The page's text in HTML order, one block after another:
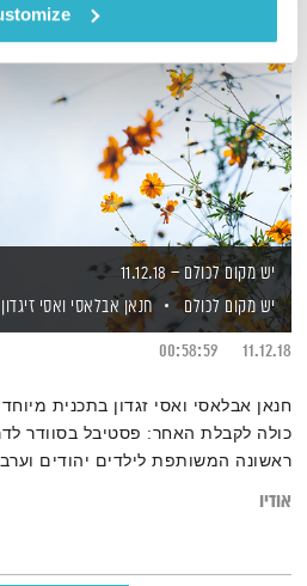
יש מקום לכולם – 11.12.18
יש מקום לכולם
חנאן אבלאסי ואסי זיגדון
11.12.18
00:58:59
חנאן אבלאסי ואסי זגדון בתכנית
כולה לקבלת האחר: פסטיבל בסוודר
ראשונה המשותפת לילדים יהודים
אודיו